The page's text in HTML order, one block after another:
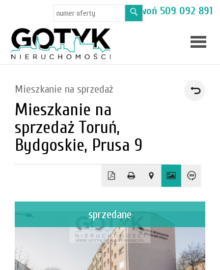
Masz pytania? Zadzwoń 509 092 891
Mieszkanie na sprzedaż
Mieszkanie na
sprzedaż Toruń,
Bydgoskie, Prusa 9
sprzedane